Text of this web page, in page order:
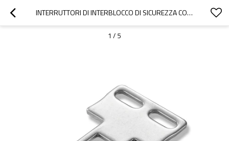
INTERRUTTORI DI INTERBLOCCO DI SICUREZZA CON ACCESSORI PER FUNZIONI DI BLOCCO PER CHIAVE OPERATIVA A FORMA DI T OX-K1
1 / 5